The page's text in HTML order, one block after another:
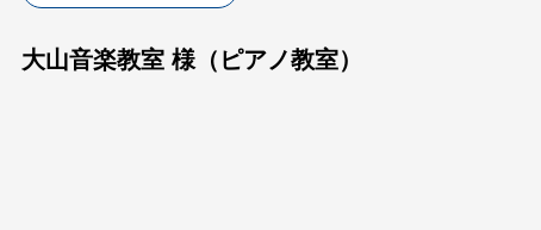
大山音楽教室 様（ピアノ教室）